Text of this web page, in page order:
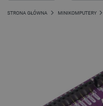
STRONA GŁÓWNA MINIKOMPUTERY